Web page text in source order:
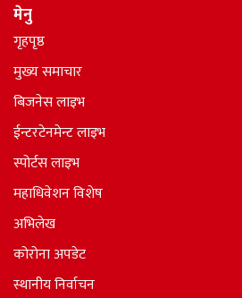
मेनु
गृहपृष्ठ
मुख्य समाचार
बिजनेस लाइभ
ईन्टरटेनमेन्ट लाइभ
स्पोर्टस लाइभ
महाधिवेशन विशेष
अभिलेख
कोरोना अपडेट
स्थानीय निर्वाचन